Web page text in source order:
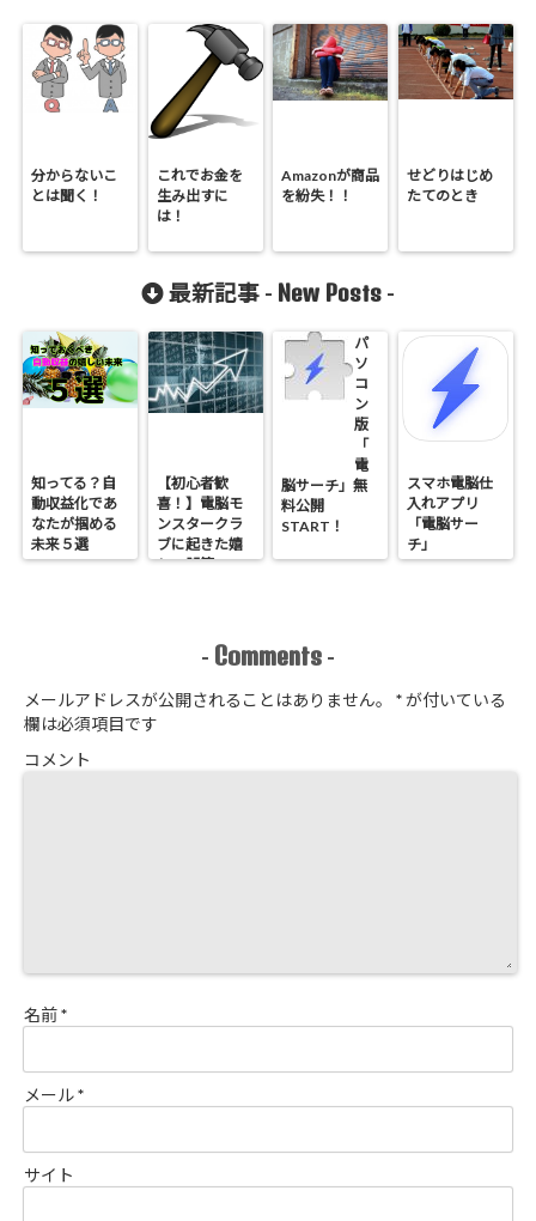
分からないこ
とは聞く！
これでお金を
生み出すに
は！
Amazonが商品
を紛失！！
せどりはじめ
たてのとき
最新記事 - New Posts -
知ってる？自
動収益化であ
なたが掴める
未来５選
【初心者歓
喜！】電脳モ
ンスタークラ
ブに起きた嬉
しい誤算
パ
ソ
コ
ン
版
「
電
脳サーチ」無
料公開
START！
スマホ電脳仕
入れアプリ
「電脳サー
チ」
- Comments -
メールアドレスが公開されることはありません。 *が付いている
欄は必須項目です
コメント
名前*
メール*
サイト